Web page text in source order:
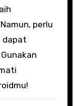
perlu
dapat